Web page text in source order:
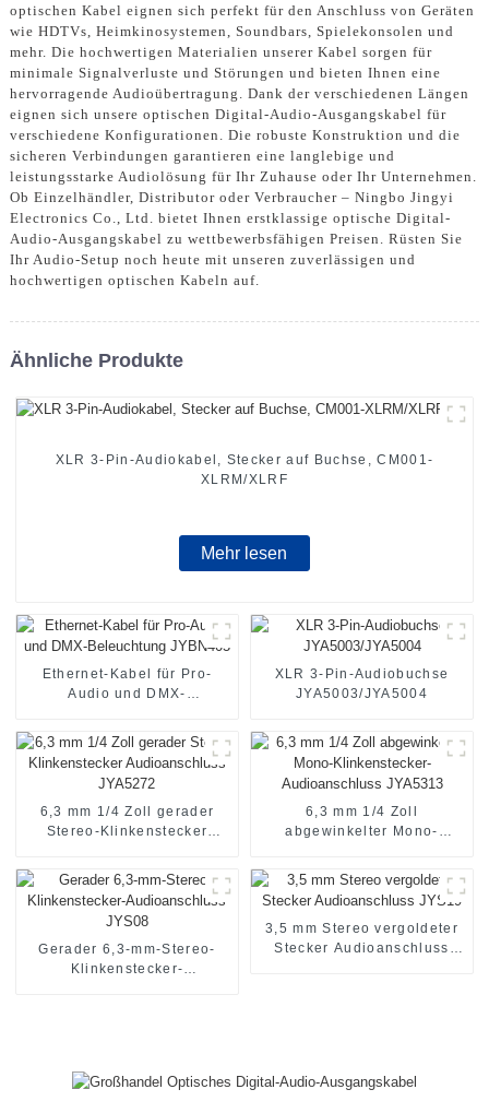
optischen Kabel eignen sich perfekt für den Anschluss von Geräten
wie HDTVs, Heimkinosystemen, Soundbars, Spielekonsolen und
mehr. Die hochwertigen Materialien unserer Kabel sorgen für
minimale Signalverluste und Störungen und bieten Ihnen eine
hervorragende Audioübertragung. Dank der verschiedenen Längen
eignen sich unsere optischen Digital-Audio-Ausgangskabel für
verschiedene Konfigurationen. Die robuste Konstruktion und die
sicheren Verbindungen garantieren eine langlebige und
leistungsstarke Audiolösung für Ihr Zuhause oder Ihr Unternehmen.
Ob Einzelhändler, Distributor oder Verbraucher – Ningbo Jingyi
Electronics Co., Ltd. bietet Ihnen erstklassige optische Digital-
Audio-Ausgangskabel zu wettbewerbsfähigen Preisen. Rüsten Sie
Ihr Audio-Setup noch heute mit unseren zuverlässigen und
hochwertigen optischen Kabeln auf.
Ähnliche Produkte
XLR 3-Pin-Audiokabel, Stecker auf Buchse, CM001-
XLRM/XLRF
Mehr lesen
Ethernet-Kabel für Pro-
Audio und DMX-
XLR 3-Pin-Audiobuchse
JYA5003/JYA5004
6,3 mm 1/4 Zoll gerader
Stereo-Klinkenstecker
6,3 mm 1/4 Zoll
abgewinkelter Mono-
Audioanschluss JYA5313
Gerader 6,3-mm-Stereo-
Klinkenstecker-
3,5 mm Stereo vergoldeter
Stecker Audioanschluss